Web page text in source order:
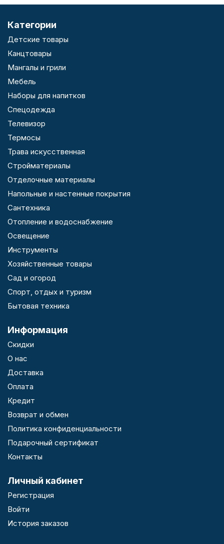
Категории
Детские товары
Канцтовары
Мангалы и грили
Мебель
Наборы для напитков
Спецодежда
Телевизор
Термосы
Трава искусственная
Стройматериалы
Отделочные материалы
Напольные и настенные покрытия
Сантехника
Отопление и водоснабжение
Освещение
Инструменты
Хозяйственные товары
Сад и огород
Спорт, отдых и туризм
Бытовая техника
Информация
Скидки
О нас
Доставка
Оплата
Кредит
Возврат и обмен
Политика конфиденциальности
Подарочный сертификат
Контакты
Личный кабинет
Регистрация
Войти
История заказов